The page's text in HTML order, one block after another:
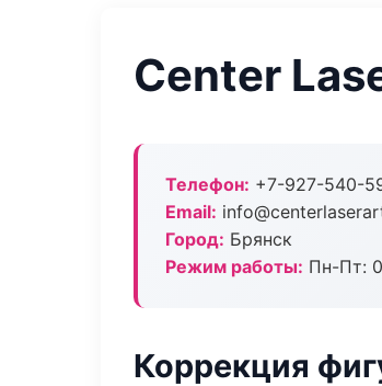
Center
Телефон: +7-927-540-
Email:
Город: Брянск
Режим работы: Пн-Пт:
Коррекция